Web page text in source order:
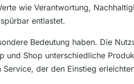
wie Verantwortung,
entlastet.
Bedeutung haben. Die
und Shop unterschiedliche
der den Einstieg